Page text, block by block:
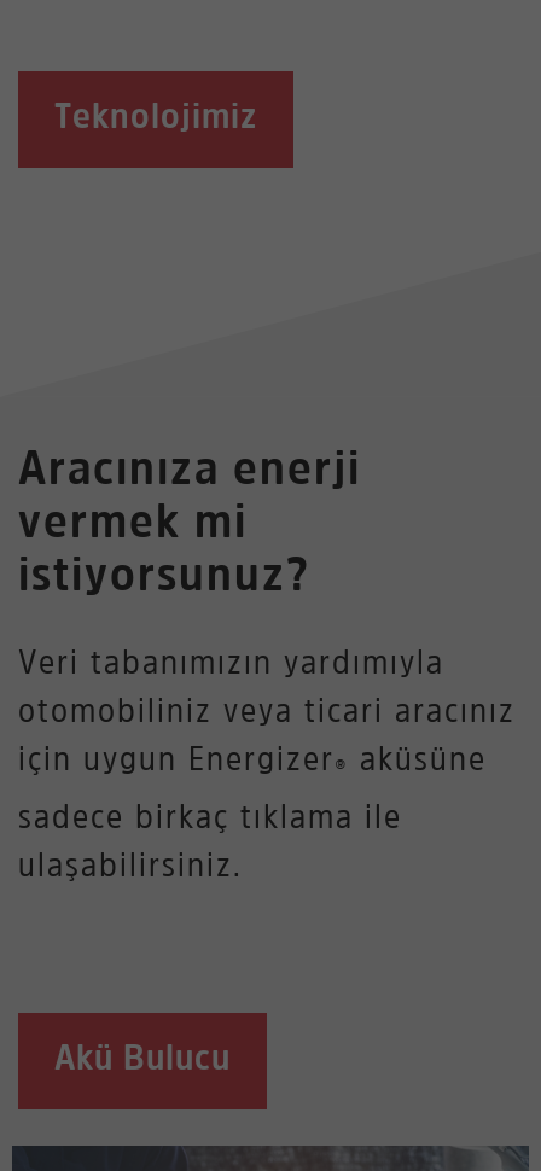
Teknolojimiz
Aracınıza enerji
vermek mi
istiyorsunuz?
Veri tabanımızın yardımıyla
otomobiliniz veya ticari aracınız
için uygun Energizer® aküsüne
sadece birkaç tıklama ile
ulaşabilirsiniz.
Akü Bulucu